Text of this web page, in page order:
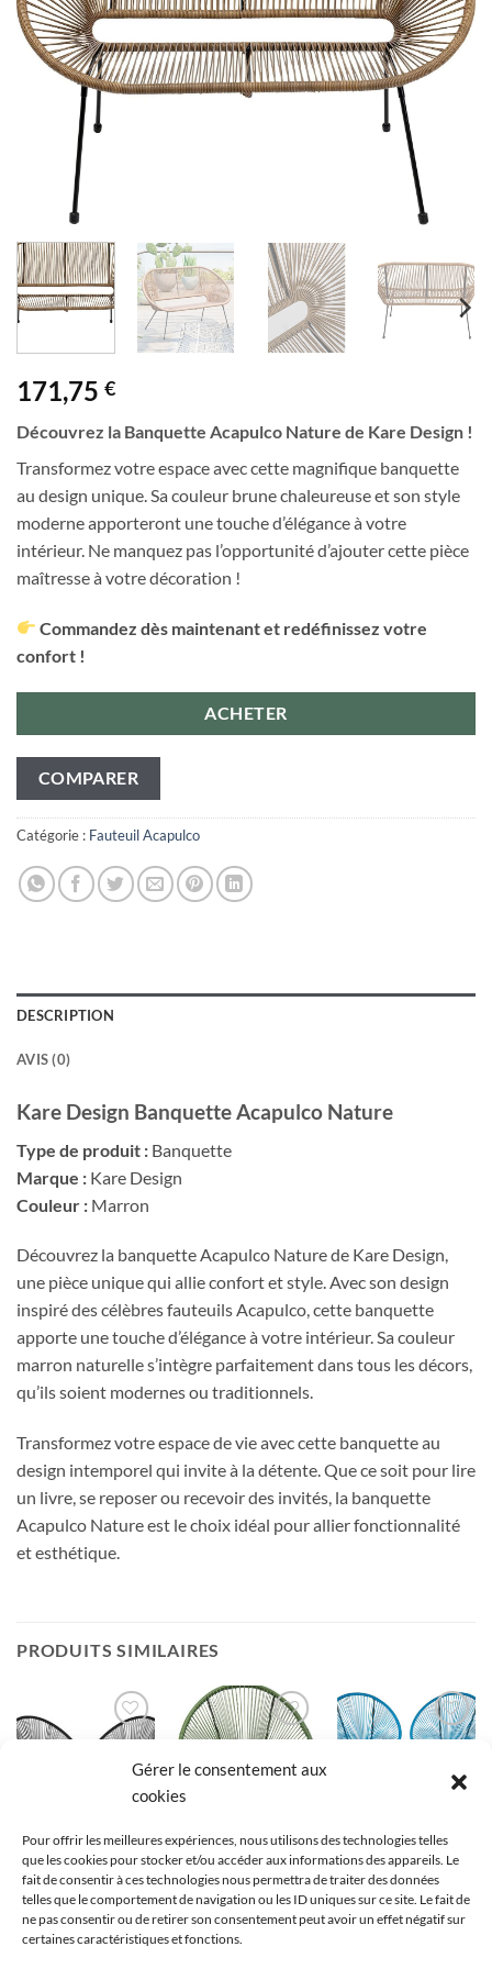
Gérer le consentement aux
cookies
Pour offrir les meilleures expériences, nous utilisons des technologies telles
que les cookies pour stocker et/ou accéder aux informations des appareils. Le
fait de consentir à ces technologies nous permettra de traiter des données
telles que le comportement de navigation ou les ID uniques sur ce site. Le fait de
ne pas consentir ou de retirer son consentement peut avoir un effet négatif sur
certaines caractéristiques et fonctions.
171,75 €
Découvrez la Banquette Acapulco Nature de Kare Design !
Transformez votre espace avec cette magnifique banquette
au design unique. Sa couleur brune chaleureuse et son style
moderne apporteront une touche d’élégance à votre
intérieur. Ne manquez pas l’opportunité d’ajouter cette pièce
maîtresse à votre décoration !
Commandez dès maintenant et redéfinissez votre
confort !
ACHETER
COMPARER
Catégorie : Fauteuil Acapulco
DESCRIPTION
AVIS (0)
Kare Design Banquette Acapulco Nature
Type de produit : Banquette
Marque : Kare Design
Couleur : Marron
Découvrez la banquette Acapulco Nature de Kare Design,
une pièce unique qui allie confort et style. Avec son design
inspiré des célèbres fauteuils Acapulco, cette banquette
apporte une touche d’élégance à votre intérieur. Sa couleur
marron naturelle s’intègre parfaitement dans tous les décors,
qu’ils soient modernes ou traditionnels.
Transformez votre espace de vie avec cette banquette au
design intemporel qui invite à la détente. Que ce soit pour lire
un livre, se reposer ou recevoir des invités, la banquette
Acapulco Nature est le choix idéal pour allier fonctionnalité
et esthétique.
PRODUITS SIMILAIRES
Ajouter
FAUTEUIL ACAPULCO
Pack 2 fauteuils
Acapulco noir
192,60€
Ajouter
de
Fauteuil Acapulco
Kare Design
72,03€
Ajouter
souhaits
FAUTEUIL ACAPULCO
Chaises de jardin et
table Acapulco
118,99€